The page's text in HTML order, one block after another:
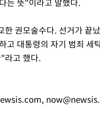
한 권모술수다. 선거가 끝
고 대통령의 자기 범죄 세
라고 했다.
,